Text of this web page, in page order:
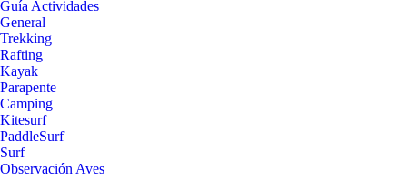
Guía Actividades
General
Trekking
Rafting
Kayak
Parapente
Camping
Kitesurf
PaddleSurf
Surf
Observación Aves